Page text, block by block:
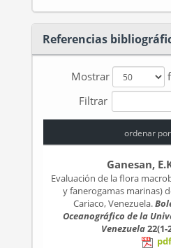
Referencias
Mostrar
Filtrar
ordenar
Ganesan,
Evaluación de la flora
y fanerogamas marinas)
Cariaco, Venezuela.
Oceanográfico de la
Venezuela22(1-
pdf